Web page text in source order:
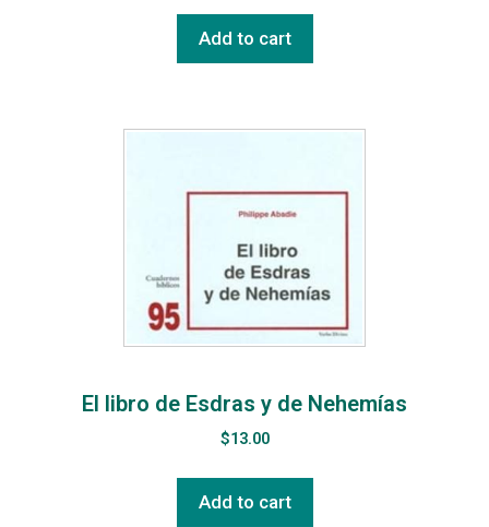
Add to cart
El libro de Esdras y de Nehemías
$13.00
Add to cart